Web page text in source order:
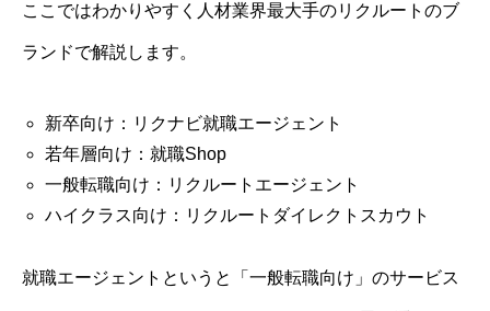
ここではわかりやすく人材業界最大手のリクルートのブ
ランドで解説します。
新卒向け：リクナビ就職エージェント
若年層向け：就職Shop
一般転職向け：リクルートエージェント
ハイクラス向け：リクルートダイレクトスカウト
就職エージェントというと「一般転職向け」のサービス